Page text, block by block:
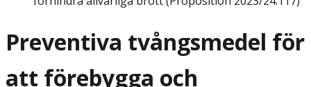
Preventiva tvångsmedel för
att förebygga och